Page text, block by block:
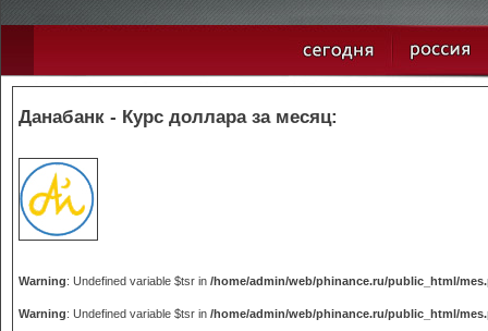
Данабанк - Курс доллара за месяц:
Warning: Undefined variable $tsr in /home/admin/web/phinance.ru/public_html/
Warning: Undefined variable $tsr in /home/admin/web/phinance.ru/public_html/